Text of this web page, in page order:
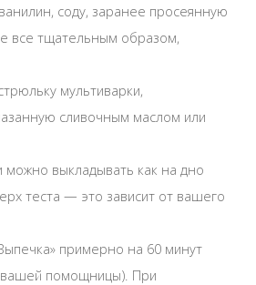
соду, заранее просеянную
все тщательным образом,
мультиварки,
сливочным маслом или
выкладывать как на дно
теста — это зависит от вашего
примерно на 60 минут
вашей помощницы). При